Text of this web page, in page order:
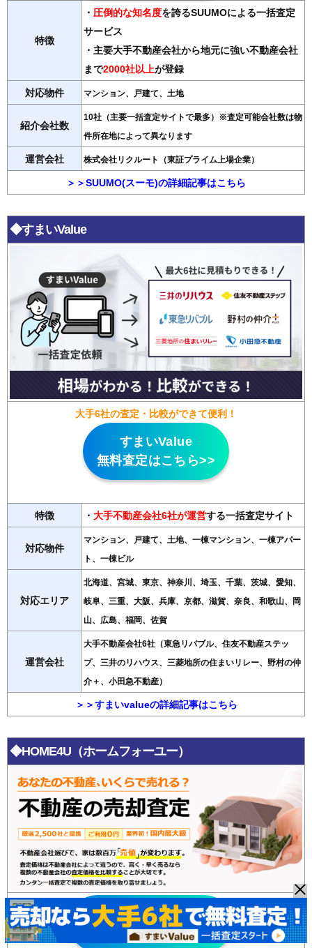
特徴
・ 圧倒的な知名度を誇るSUUMOによる一括査定
サービス
・主要大手不動産会社から地元に強い不動産会社
まで2000社以上が登録
対応物件 マンション、戸建て、土地
紹介会社数
10社（主要一括査定サイトで最多）※査定可能会社数は物
件所在地によって異なります
運営会社 株式会社リクルート（東証プライム上場企業）
＞＞SUUMO(スーモ)の詳細記事はこちら
◆すまいValue
大手6社の査定・比較ができて便利！
すまいValue
無料査定はこちら>>
特徴 ・ 大手不動産会社6社が運営する一括査定サイト
対応物件
マンション、戸建て、土地、一棟マンション、一棟アパー
ト、一棟ビル
対応エリア
北海道、宮城、東京、神奈川、埼玉、千葉、茨城、愛知、
岐阜、三重、大阪、兵庫、京都、滋賀、奈良、和歌山、岡
山、広島、福岡、佐賀
運営会社
大手不動産会社6社（東急リバブル、住友不動産ステッ
プ、三井のリハウス、三菱地所の住まいリレー、野村の仲
介＋、小田急不動産）
＞＞すまいvalueの詳細記事はこちら
◆HOME4U（ホームフォーユー）
HOME4U
無料査定はこちら >>